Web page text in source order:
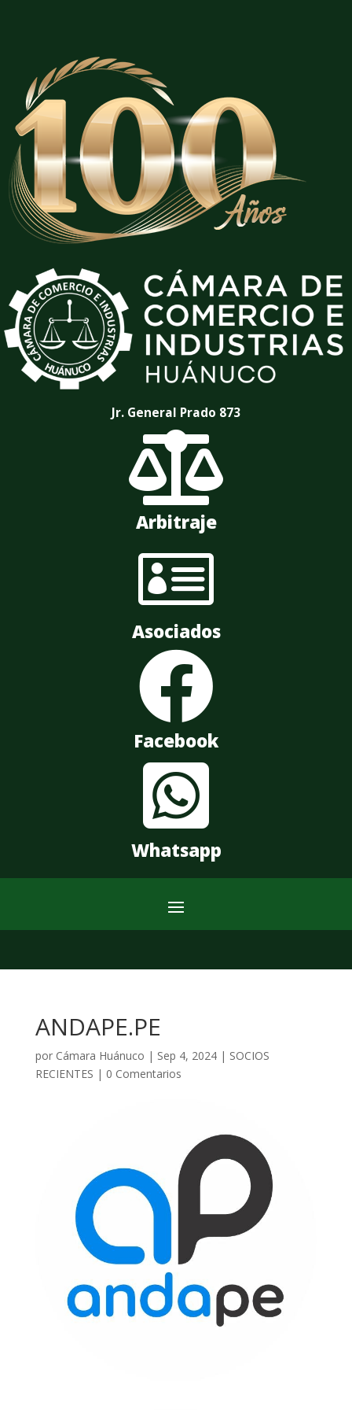
Jr. General Prado 873

Arbitraje

Asociados

Facebook

Whatsapp
ANDAPE.PE
por Cámara Huánuco | Sep 4, 2024| SOCIOS
RECIENTES | 0 Comentarios